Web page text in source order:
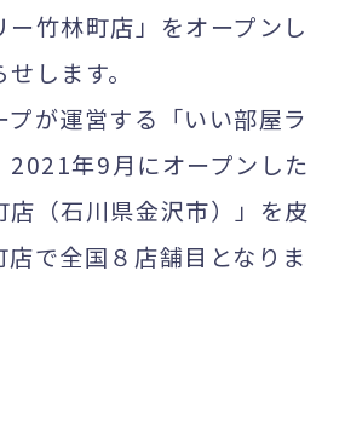
ー竹林町店」をオープンし
します。
プが運営する「いい部屋ラ
2021年9月にオープンした
店（石川県金沢市）」を皮
で全国８店舗目となりま